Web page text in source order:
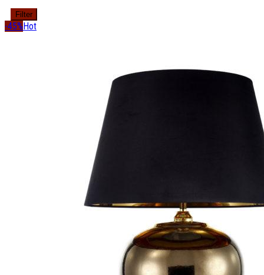
Filter
-45% Hot